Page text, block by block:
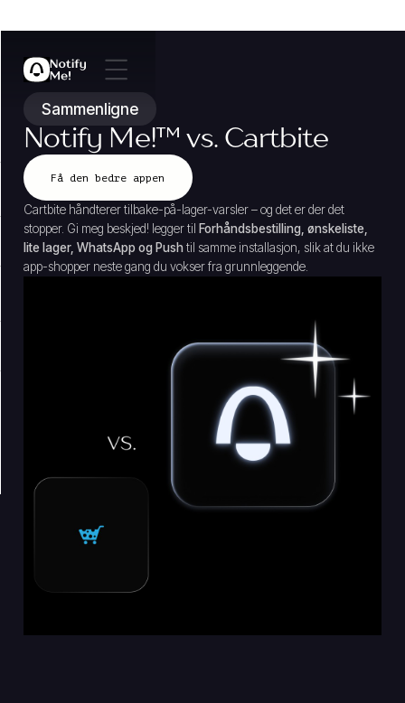
Sammenligne
Notify Me!™ vs. Cartbite
Få den bedre appen
Cartbite håndterer tilbake-på-lager-varsler – og det er der det
stopper. Gi meg beskjed! legger til Forhåndsbestilling, ønskeliste,
lite lager, WhatsApp og Pushtil samme installasjon, slik at du ikke
app-shopper neste gang du vokser fra grunnleggende.